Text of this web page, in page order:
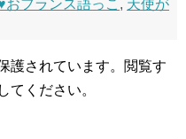
おフランス語っこ , 天使が
護されています。閲覧す
てください。